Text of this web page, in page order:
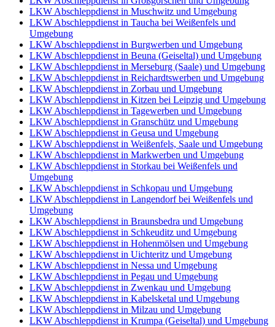
LKW Abschleppdienst in Muschwitz und Umgebung
LKW Abschleppdienst in Taucha bei Weißenfels und
Umgebung
LKW Abschleppdienst in Burgwerben und Umgebung
LKW Abschleppdienst in Beuna (Geiseltal) und Umgebung
LKW Abschleppdienst in Merseburg (Saale) und Umgebung
LKW Abschleppdienst in Reichardtswerben und Umgebung
LKW Abschleppdienst in Zorbau und Umgebung
LKW Abschleppdienst in Kitzen bei Leipzig und Umgebung
LKW Abschleppdienst in Tagewerben und Umgebung
LKW Abschleppdienst in Granschütz und Umgebung
LKW Abschleppdienst in Geusa und Umgebung
LKW Abschleppdienst in Weißenfels, Saale und Umgebung
LKW Abschleppdienst in Markwerben und Umgebung
LKW Abschleppdienst in Storkau bei Weißenfels und
Umgebung
LKW Abschleppdienst in Schkopau und Umgebung
LKW Abschleppdienst in Langendorf bei Weißenfels und
Umgebung
LKW Abschleppdienst in Braunsbedra und Umgebung
LKW Abschleppdienst in Schkeuditz und Umgebung
LKW Abschleppdienst in Hohenmölsen und Umgebung
LKW Abschleppdienst in Uichteritz und Umgebung
LKW Abschleppdienst in Nessa und Umgebung
LKW Abschleppdienst in Pegau und Umgebung
LKW Abschleppdienst in Zwenkau und Umgebung
LKW Abschleppdienst in Kabelsketal und Umgebung
LKW Abschleppdienst in Milzau und Umgebung
LKW Abschleppdienst in Krumpa (Geiseltal) und Umgebung